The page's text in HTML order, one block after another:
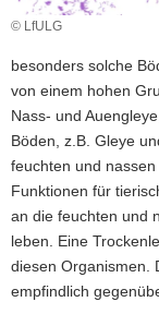
© LfULG
besonders solche
von einem hohen
Nass- und
Böden, z.B. Gleye
feuchten und
Funktionen für
an die feuchten und
leben. Eine
diesen Organismen.
empfindlich